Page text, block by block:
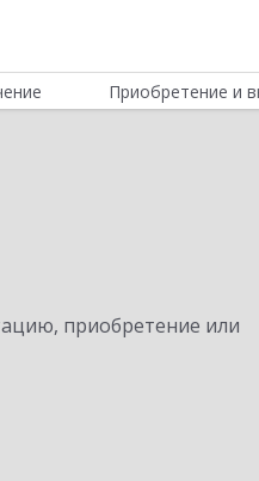
Приобретение и
приобретение или